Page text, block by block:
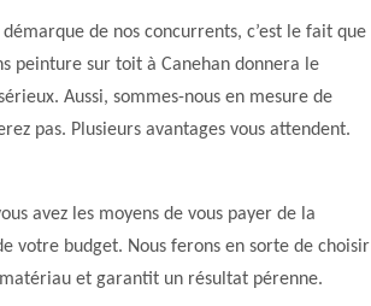
de nos concurrents, c’est le fait que
peinture sur toit à Canehan donnera le
Aussi, sommes-nous en mesure de
pas. Plusieurs avantages vous attendent.
avez les moyens de vous payer de la
votre budget. Nous ferons en sorte de choisir
et garantit un résultat pérenne.